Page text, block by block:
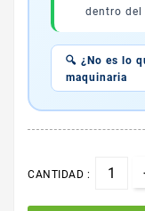
dentro del
🔍 ¿No es lo
maquinaria
CANTIDAD :